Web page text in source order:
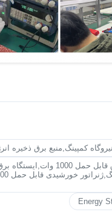
کمپینگ,منبع برق ذخیره
اورژانسي محوطه برق قابل حمل
Energy